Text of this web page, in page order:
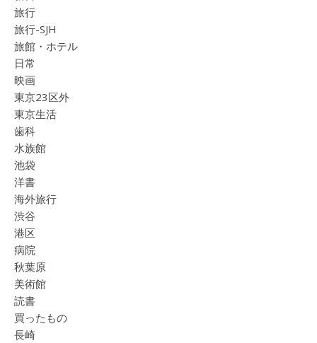
旅行
旅行-SJH
旅館・ホテル
日常
映画
東京23区外
東京生活
歯科
水族館
池袋
洋書
海外旅行
渋谷
港区
病院
秋葉原
美術館
読書
買ったもの
長崎